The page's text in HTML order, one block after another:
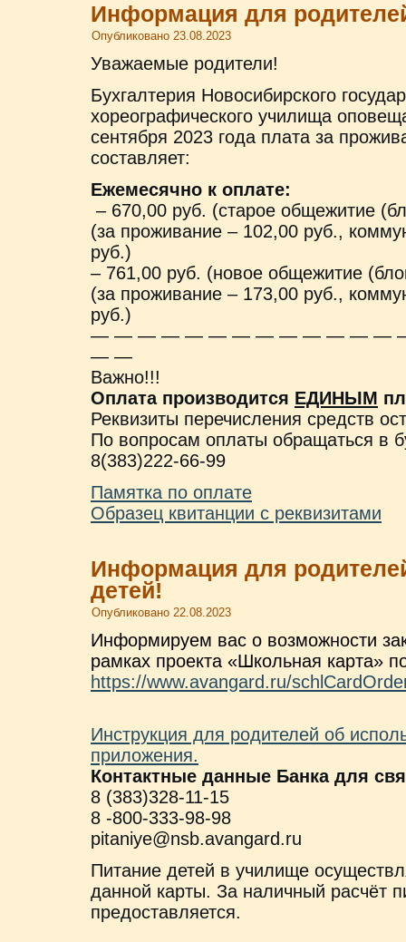
Информация для
Опубликовано 23.08.2023
Уважаемые родители!
Бухгалтерия Новосибирского
хореографического училища
сентября 2023 года плата за
составляет:
Ежемесячно к оплате:
– 670,00 руб. (старое общежитие
(за проживание – 102,00 руб.,
руб.)
– 761,00 руб. (новое общежитие
(за проживание – 173,00 руб.,
руб.)
— — — — — — — — — — — — —
— —
Важно!!!
Оплата производится ЕДИНЫМ
Реквизиты перечисления средств
По вопросам оплаты обращаться в
8(383)222-66-99
Памятка по оплате
Образец квитанции с реквизитами
Информация для
детей!
Опубликовано 22.08.2023
Информируем вас о возможности
рамках проекта «Школьная карта»
https://www.avangard.ru/
Инструкция для родителей об
приложения.
Контактные данные Банка для
8 (383)328-11-15
8 -800-333-98-98
pitaniye@nsb.avangard.ru
Питание детей в училище
данной карты. За наличный расчёт
предоставляется.